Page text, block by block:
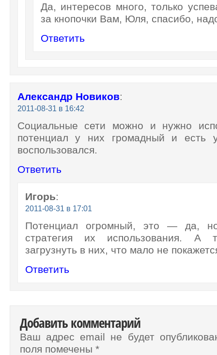
Да, интересов много, только
за кнопочки Вам, Юля, спасибо,
Ответить
Александр Новиков:
2011-08-31 в 16:42
Социальные сети можно и нужно
потенциал у них громадный и есть
воспользовался.
Ответить
Игорь:
2011-08-31 в 17:01
Потенциал огромный, это — да,
стратегия их использования. А
загрузнуть в них, что мало не
Ответить
Добавить комментарий
Ваш адрес email не будет
поля помечены *